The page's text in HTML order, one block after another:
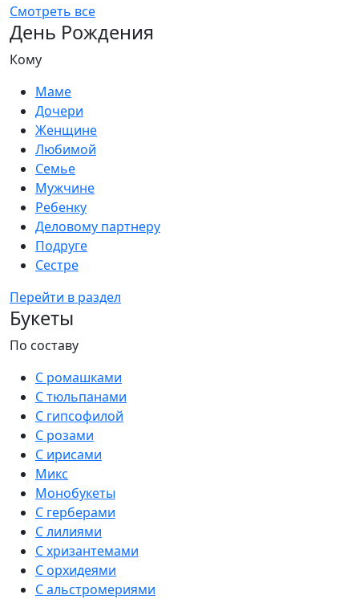
Смотреть все
День Рождения
Кому
Маме
Дочери
Женщине
Любимой
Семье
Мужчине
Ребенку
Деловому партнеру
Подруге
Сестре
Перейти в раздел
Букеты
По составу
С ромашками
С тюльпанами
С гипсофилой
С розами
С ирисами
Микс
Монобукеты
С герберами
С лилиями
С хризантемами
С орхидеями
С альстромериями